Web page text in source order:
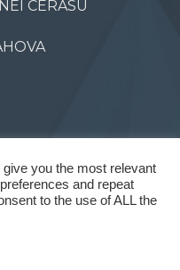
CERASU
you the most relevant
and repeat
to the use of ALL the